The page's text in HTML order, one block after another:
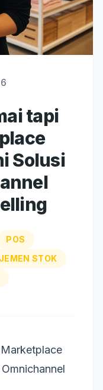
tapi
Solusi
POS
STOK